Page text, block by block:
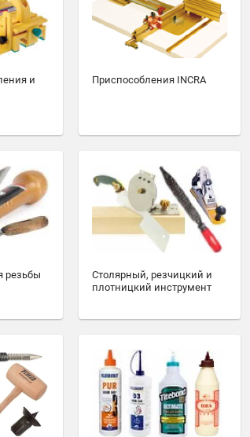
и
Приспособления INCRA
резьбы
Столярный, резчицкий и
плотницкий инструмент